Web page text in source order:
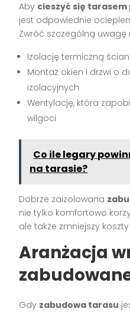
Aby cieszyć się tarasem
jest odpowiednie
Zwróć szczególną uwagę
Izolację termiczną
Montaż okien i drzwi o
izolacyjnych
Wentylację, która
wilgoci
Co ile legary
na tarasie?
Dobrze zaizolowana
nie tylko komfortowo
ale także zmniejszy
Aranżacja
Gdy zabudowa tarasu